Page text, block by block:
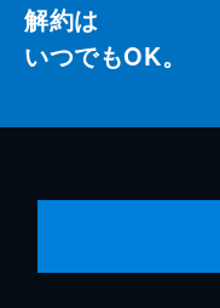
解約は
いつでもOK。